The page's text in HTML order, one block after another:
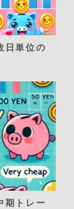
日単位の
期トレー